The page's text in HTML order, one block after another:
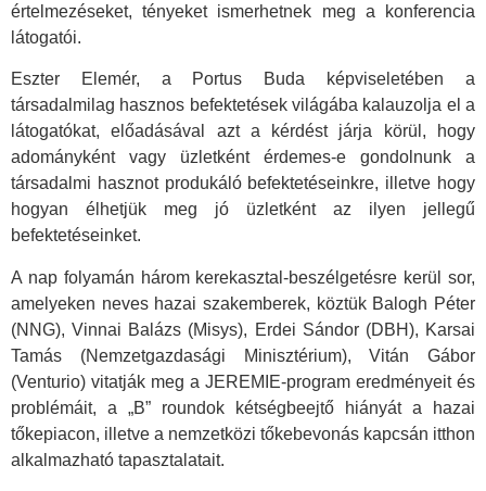
értelmezéseket, tényeket ismerhetnek meg a konferencia
látogatói.
Eszter Elemér, a Portus Buda képviseletében a
társadalmilag hasznos befektetések világába kalauzolja el a
látogatókat, előadásával azt a kérdést járja körül, hogy
adományként vagy üzletként érdemes-e gondolnunk a
társadalmi hasznot produkáló befektetéseinkre, illetve hogy
hogyan élhetjük meg jó üzletként az ilyen jellegű
befektetéseinket.
A nap folyamán három kerekasztal-beszélgetésre kerül sor,
amelyeken neves hazai szakemberek, köztük Balogh Péter
(NNG), Vinnai Balázs (Misys), Erdei Sándor (DBH), Karsai
Tamás (Nemzetgazdasági Minisztérium), Vitán Gábor
(Venturio) vitatják meg a JEREMIE-program eredményeit és
problémáit, a „B” roundok kétségbeejtő hiányát a hazai
tőkepiacon, illetve a nemzetközi tőkebevonás kapcsán itthon
alkalmazható tapasztalatait.